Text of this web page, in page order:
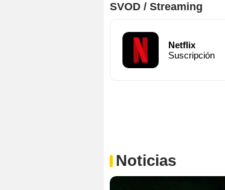
SVOD / Streaming
Netflix
Suscripción
Noticias